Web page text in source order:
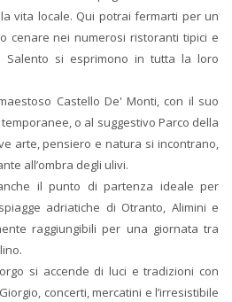
vita locale. Qui potrai fermarti per un
cenare nei numerosi ristoranti tipici e
si esprimono in tutta la loro
Castello De' Monti, con il suo
o al suggestivo Parco della
arte, pensiero e natura si incontrano,
all’ombra degli ulivi.
il punto di partenza ideale per
adriatiche di Otranto, Alimini e
raggiungibili per una giornata tra
si accende di luci e tradizioni con
concerti, mercatini e l’irresistibile